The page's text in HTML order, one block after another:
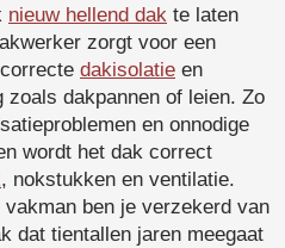
nieuw hellend dak te laten
zorgt voor een
dakisolatie en
zoals dakpannen of leien. Zo
en onnodige
wordt het dak correct
, nokstukken en ventilatie.
ben je verzekerd van
dat tientallen jaren meegaat